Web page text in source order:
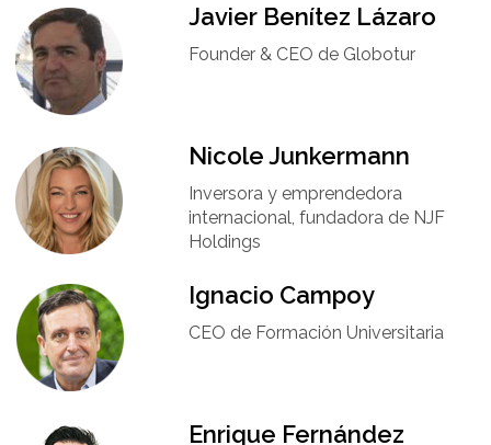
Javier Benítez Lázaro
Founder & CEO de Globotur​
Nicole Junkermann​
Inversora y emprendedora
internacional, fundadora de NJF
Holdings
Ignacio Campoy​
CEO de Formación Universitaria​
Enrique Fernández